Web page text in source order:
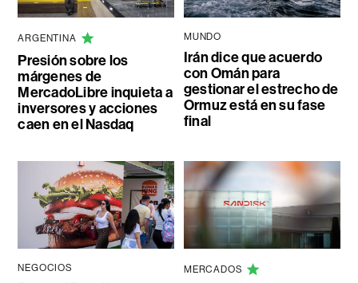
ARGENTINA
Presión sobre los
márgenes de
MercadoLibre inquieta a
inversores y acciones
caen en el Nasdaq
MUNDO
Irán dice que acuerdo
con Omán para
gestionar el estrecho de
Ormuz está en su fase
final
NEGOCIOS MERCADOS